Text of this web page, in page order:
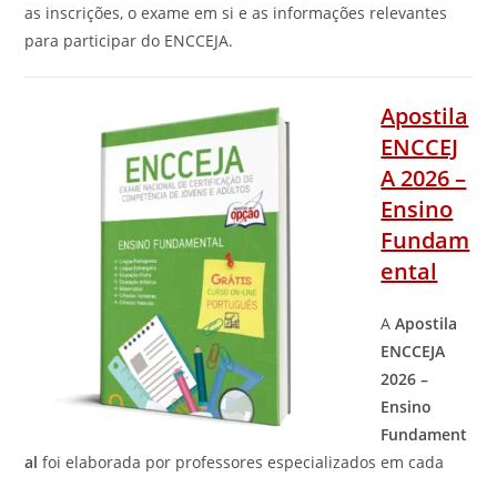
as inscrições, o exame em si e as informações relevantes
para participar do ENCCEJA.
Apostila
ENCCEJ
A 2026 –
Ensino
Fundam
ental
AApostila
ENCCEJA
2026 –
Ensino
Fundament
al foi elaborada por professores especializados em cada